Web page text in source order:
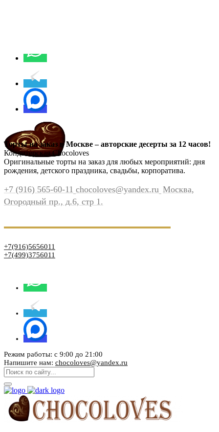
Торты на заказ в Москве – авторские десерты за 12 часов!
Кондитерская Chocoloves
Оригинальные торты на заказ для любых мероприятий: дня
рождения, детского праздника, свадьбы, корпоратива.
+7 (916) 565-60-11 chocoloves@yandex.ru Москва,
Огородный пр., д.6, стр 1.
+7(916)5656011
+7(499)3756011
Режим работы: с 9:00 до 21:00
Напишите нам: chocoloves@yandex.ru